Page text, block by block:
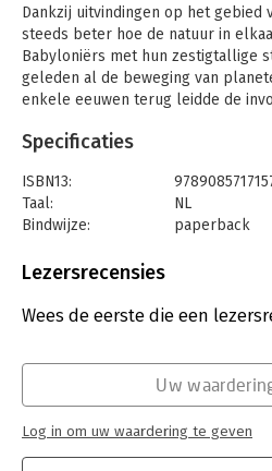
Dankzij uitvindingen op het
steeds beter hoe de natuur in
Babyloniërs met hun zestigtallige
geleden al de beweging van
enkele eeuwen terug leidde de
virusverspreiding moeten
Dit boekje bespreekt op een leuke
de belangrijkste getalsuitvindingen
speciale aandacht voor
snede. Ondertussen kom je
Specificaties
ISBN13:
Taal:
NL
Bindwijze:
paperback
Druk:
Lezersrecensies
Wees de eerste die een
Uw
Log in om uw waardering te geven